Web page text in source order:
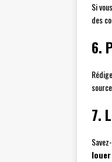
Si
des
6.
7.